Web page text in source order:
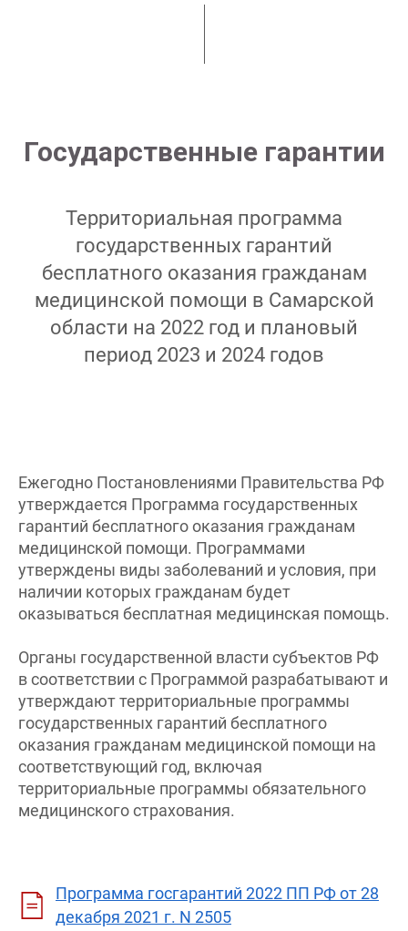
Государственные гарантии
Территориальная программа
государственных гарантий
бесплатного оказания гражданам
медицинской помощи в Самарской
области на 2022 год и плановый
период 2023 и 2024 годов
Ежегодно Постановлениями Правительства РФ
утверждается Программа государственных
гарантий бесплатного оказания гражданам
медицинской помощи. Программами
утверждены виды заболеваний и условия, при
наличии которых гражданам будет
оказываться бесплатная медицинская помощь.
Органы государственной власти субъектов РФ
в соответствии с Программой разрабатывают и
утверждают территориальные программы
государственных гарантий бесплатного
оказания гражданам медицинской помощи на
соответствующий год, включая
территориальные программы обязательного
медицинского страхования.
Программа госгарантий 2022 ПП РФ от 28
декабря 2021 г. N 2505